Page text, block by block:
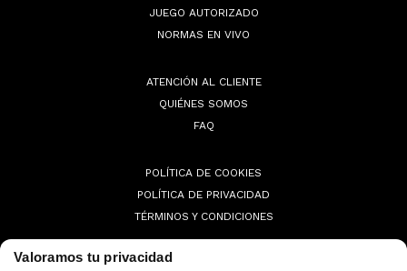
Valoramos tu privacidad
JUEGO AUTORIZADO
NORMAS EN VIVO
ATENCIÓN AL CLIENTE
QUIÉNES SOMOS
FAQ
POLÍTICA DE COOKIES
POLÍTICA DE PRIVACIDAD
TÉRMINOS Y CONDICIONES